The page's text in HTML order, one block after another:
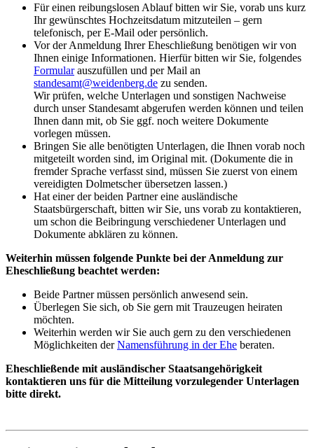
Für einen reibungslosen Ablauf bitten wir Sie, vorab uns kurz
Ihr gewünschtes Hochzeitsdatum mitzuteilen – gern
telefonisch, per E-Mail oder persönlich.
Vor der Anmeldung Ihrer Eheschließung benötigen wir von
Ihnen einige Informationen. Hierfür bitten wir Sie, folgendes
Formularauszufüllen und per Mail an
standesamt@weidenberg.de zu senden.
Wir prüfen, welche Unterlagen und sonstigen Nachweise
durch unser Standesamt abgerufen werden können und teilen
Ihnen dann mit, ob Sie ggf. noch weitere Dokumente
vorlegen müssen.
Bringen Sie alle benötigten Unterlagen, die Ihnen vorab noch
mitgeteilt worden sind, im Original mit. (Dokumente die in
fremder Sprache verfasst sind, müssen Sie zuerst von einem
vereidigten Dolmetscher übersetzen lassen.)
Hat einer der beiden Partner eine ausländische
Staatsbürgerschaft, bitten wir Sie, uns vorab zu kontaktieren,
um schon die Beibringung verschiedener Unterlagen und
Dokumente abklären zu können.
Weiterhin müssen folgende Punkte bei der Anmeldung zur
Eheschließung beachtet werden:
Beide Partner müssen persönlich anwesend sein.
Überlegen Sie sich, ob Sie gern mit Trauzeugen heiraten
möchten.
Weiterhin werden wir Sie auch gern zu den verschiedenen
Möglichkeiten derNamensführung in der Ehe beraten.
Eheschließende mit ausländischer Staatsangehörigkeit
kontaktieren uns für die Mitteilung vorzulegender Unterlagen
bitte direkt.